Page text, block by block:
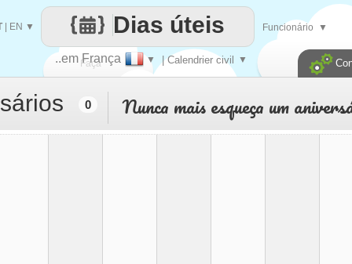
Faça
cada
..em França ▼ | Calendrier civil ▼
Dias úteis
| EN ▼ Funcionário ▼
0 Nunca mais esqueça um